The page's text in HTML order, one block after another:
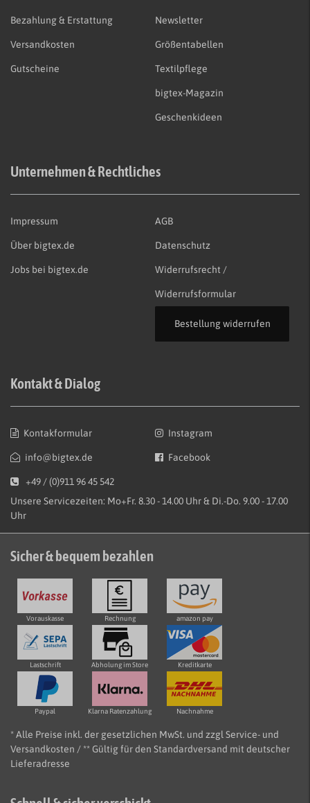
Bezahlung & Erstattung
Versandkosten
Gutscheine
Newsletter
Größentabellen
Textilpflege
bigtex-Magazin
Geschenkideen
Unternehmen & Rechtliches
Impressum
Über bigtex.de
Jobs bei bigtex.de
AGB
Datenschutz
Widerrufsrecht /
Widerrufsformular
Bestellung widerrufen
Kontakt & Dialog
Kontakformular
info@bigtex.de
Instagram
Facebook
+49 / (0)911 96 45 542
Unsere Servicezeiten: Mo+Fr. 8.30 - 14.00 Uhr & Di.-Do. 9.00 - 17.00
Uhr
Sicher & bequem bezahlen
Vorauskasse Rechnung amazon pay
Lastschrift Abholung im Store Kreditkarte
Paypal Klarna Ratenzahlung Nachnahme
* Alle Preise inkl. der gesetzlichen MwSt. und zzgl Service- und
Versandkosten / ** Gültig für den Standardversand mit deutscher
Lieferadresse